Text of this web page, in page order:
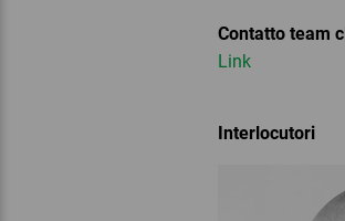
Contatto team
Link
Interlocutori